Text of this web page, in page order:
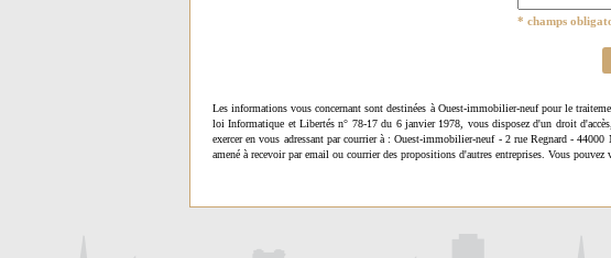
* champs
Les informations vous concernant sont destinées à Ouest-immobilier-neuf pour le
loi Informatique et Libertés n° 78-17 du 6 janvier 1978, vous disposez d'un droit
exercer en vous adressant par courrier à : Ouest-immobilier-neuf - 2 rue Regnard -
amené à recevoir par email ou courrier des propositions d'autres entreprises. Vous